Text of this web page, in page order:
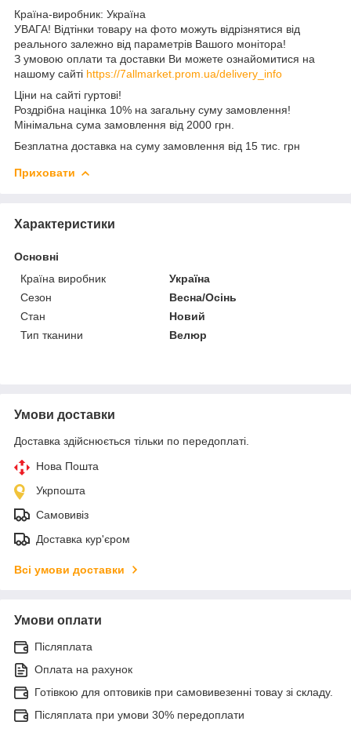
Країна-виробник: Україна
УВАГА! Відтінки товару на фото можуть відрізнятися від
реального залежно від параметрів Вашого монітора!
З умовою оплати та доставки Ви можете ознайомитися на
нашому сайті https://7allmarket.prom.ua/delivery_info
Ціни на сайті гуртові!
Роздрібна націнка 10% на загальну суму замовлення!
Мінімальна сума замовлення від 2000 грн.
Безплатна доставка на суму замовлення від 15 тис. грн
Приховати
Характеристики
Основні
Країна виробник
Україна
Сезон
Весна/Осінь
Стан
Новий
Тип тканини
Велюр
Умови доставки
Доставка здійснюється тільки по передоплаті.
Нова Пошта
Укрпошта
Самовивіз
Доставка кур'єром
Всі умови доставки
Умови оплати
Післяплата
Оплата на рахунок
Готівкою для оптовиків при самовивезенні товау зі складу.
Післяплата при умови 30% передоплати